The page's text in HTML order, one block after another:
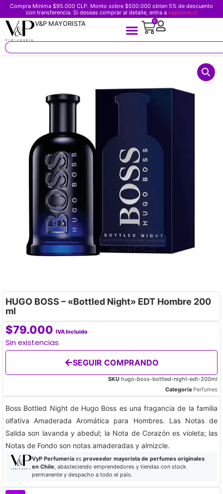
Compra Minima $95.000 CLP. Monto sobre $500.000 obten 5% de descuento
con transferencia. Si deseas comprar al detalle, entra a vypstore.cl
V&P MAYORISTA 0
HUGO BOSS – «Bottled Night» EDT Hombre 200
ml
$79.000 IVA Incluido
Sin existencias
SEGUIR COMPRANDO
SKU hugo-boss-bottled-night-edt-200ml
Categoría Perfumes
Boss Bottled Night de Hugo Boss es una fragancia de la familia
olfativa Amaderada Aromática para Hombres. Las Notas de
Salida son lavanda y abedul; la Nota de Corazón es violeta; las
Notas de Fondo son notas amaderadas y almizcle.
VyP Perfumeríaes proveedor mayorista de perfumes originales
en Chile, abasteciendo emprendedores y tiendas con stock
permanente y despacho a todo el país.